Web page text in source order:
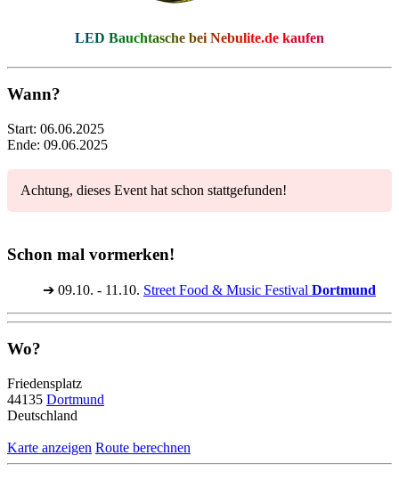
LED Bauchtasche bei Nebulite.de kaufen
Wann?
Start: 06.06.2025
Ende: 09.06.2025
Achtung, dieses Event hat schon stattgefunden!
Schon mal vormerken!
➔ 09.10. - 11.10. Street Food & Music Festival Dortmund
Wo?
Friedensplatz
44135 Dortmund
Deutschland
Karte anzeigen Route berechnen